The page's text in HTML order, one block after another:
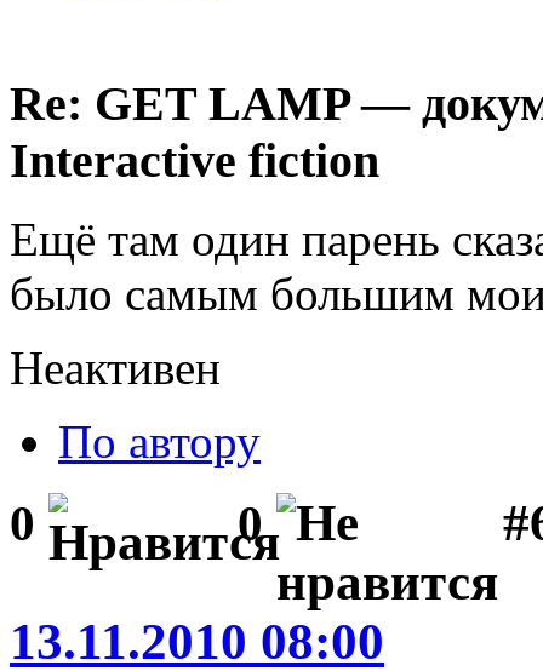
Re: GET LAMP —
Interactive fiction
Ещё там один парень
было самым большим
Неактивен
По автору
0 0
13.11.2010 08:00